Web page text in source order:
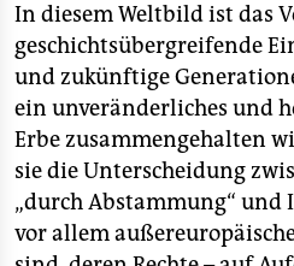
In diesem Weltbild ist das
geschichtsübergreifende
und zukünftige
ein unveränderliches und
Erbe zusammengehalten
sie die Unterscheidung
„durch Abstammung“
vor allem